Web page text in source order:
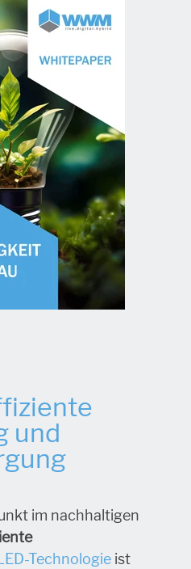
und
im nachhaltigen
Technologie ist